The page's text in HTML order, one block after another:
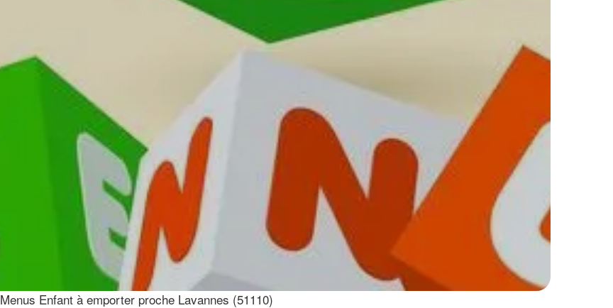
Menus Enfant à emporter proche Lavannes (51110)